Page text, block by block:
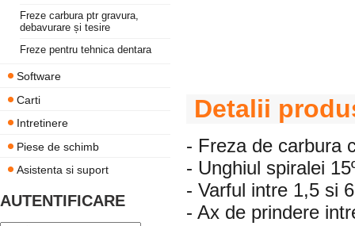
Freze carbura ptr gravura,
debavurare și tesire
Freze pentru tehnica dentara
Software
Carti
Intretinere
Piese de schimb
Asistenta si suport
AUTENTIFICARE
Detalii
- Freza de carbura
- Unghiul spiralei
- Varful intre 1,5 si
- Ax de prindere